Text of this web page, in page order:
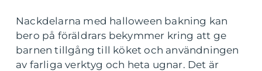
Nackdelarna med halloween bakning kan
bero på föräldrars bekymmer kring att ge
barnen tillgång till köket och användningen
av farliga verktyg och heta ugnar. Det är